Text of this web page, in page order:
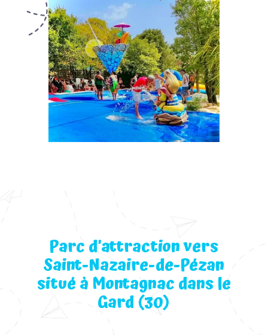
Parc d’attraction vers
Saint-Nazaire-de-Pézan
situé à Montagnac dans le
Gard (30)